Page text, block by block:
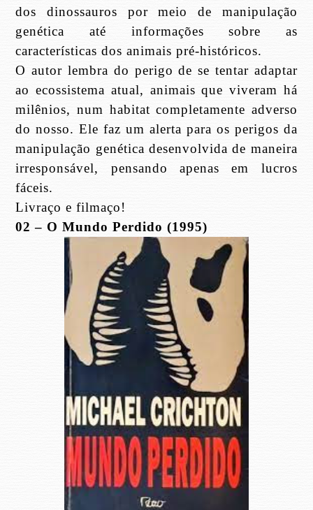
dos dinossauros por meio de manipulação
genética até informações sobre as
características dos animais pré-históricos.
O autor lembra do perigo de se tentar adaptar
ao ecossistema atual, animais que viveram há
milênios, num habitat completamente adverso
do nosso. Ele faz um alerta para os perigos da
manipulação genética desenvolvida de maneira
irresponsável, pensando apenas em lucros
fáceis.
Livraço e filmaço!
02 – O Mundo Perdido (1995)